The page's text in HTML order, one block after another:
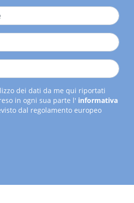
dei dati da me qui riportati
in ogni sua parte l' informativa